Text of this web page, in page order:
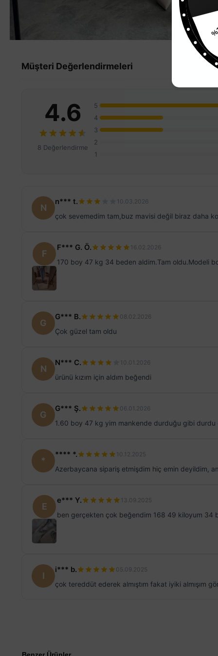
Müşteri Değerlendirmeleri
4.6
8 Değerlendirme
5
4
3
2
1
N
n*** t. 10.03.2026
çok sevemedim tam,buz mavisi değil biraz daha
F
F*** G. Ö. 16.02.2026
170 boy 47 kg 34 beden aldim.Tam oldu.Modeli
G
G*** B. 08.02.2026
Çok güzel tam oldu
N
N*** C. 10.01.2026
ürünü kızım için aldım beğendi
G
G*** Ş. 06.01.2026
1.60 boy 47 kg yim mankende durduğu gibi durdu
*
**** *. 10.12.2025
Azerbaycana sipariş etmişdim hiç emin deyildim,
E
e*** Y. 13.09.2025
ben gerçekten çok beğendim 168 49 kiloyum 34
I
i*** b. 05.09.2025
çok tereddüt ederek almıştım fakat iyiki almışım
Benzer Ürünler